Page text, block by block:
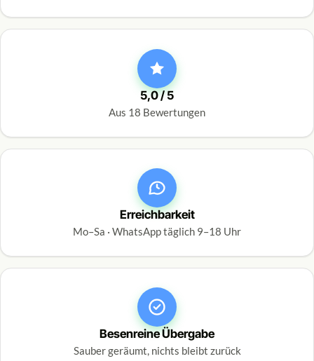
5,0 / 5
Aus 18 Bewertungen
Erreichbarkeit
Mo–Sa · WhatsApp täglich 9–18 Uhr
Besenreine Übergabe
Sauber geräumt, nichts bleibt zurück